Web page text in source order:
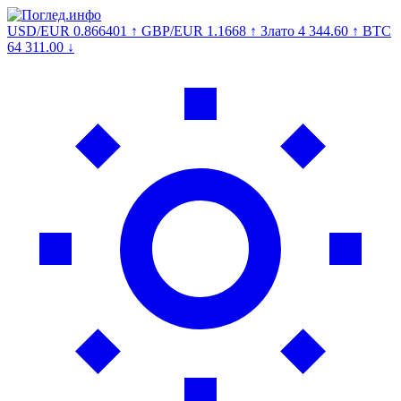
USD/EUR 0.866401 ↑ GBP/EUR 1.1668 ↑ Злато 4 344.60 ↑ BTC
64 311.00 ↓